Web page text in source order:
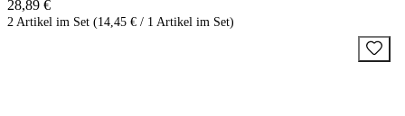
28,89 €
2 Artikel im Set (14,45 € / 1 Artikel im Set)